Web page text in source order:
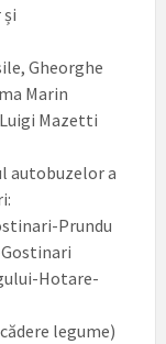
Gheorghe
Marin
Mazetti
autobuzelor a
Prundu
Hotare-
legume)